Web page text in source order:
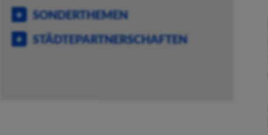
SONDERTHEMEN
STÄDTEPARTNERSCHAFTEN